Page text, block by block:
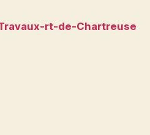
rt-de-Chartreuse